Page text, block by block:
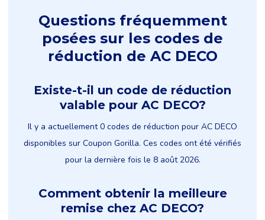
Questions fréquemment
posées sur les codes de
réduction de AC DECO
Existe-t-il un code de réduction
valable pour AC DECO?
Il y a actuellement 0 codes de réduction pour AC DECO
disponibles sur Coupon Gorilla. Ces codes ont été vérifiés
pour la dernière fois le 8 août 2026.
Comment obtenir la meilleure
remise chez AC DECO?